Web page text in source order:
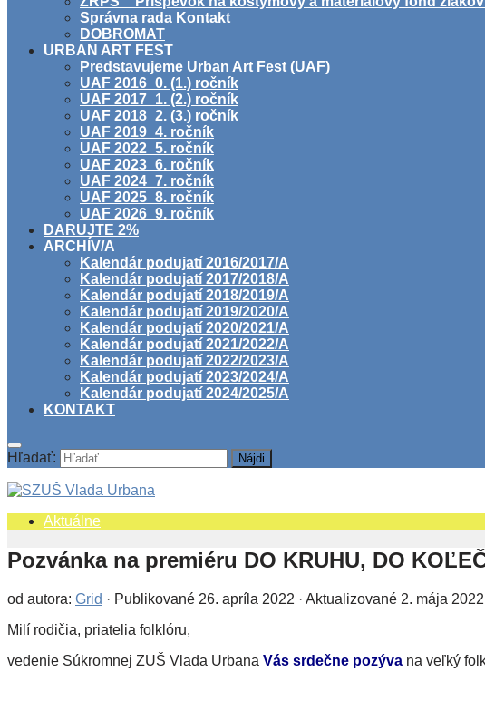
Správna rada Kontakt
DOBROMAT
URBAN ART FEST
Predstavujeme Urban Art Fest (UAF)
UAF 2016_0. (1.) ročník
UAF 2017_1. (2.) ročník
UAF 2018_2. (3.) ročník
UAF 2019_4. ročník
UAF 2022_5. ročník
UAF 2023_6. ročník
UAF 2024_7. ročník
UAF 2025_8. ročník
UAF 2026_9. ročník
DARUJTE 2%
ARCHÍV/A
Kalendár podujatí 2016/2017/A
Kalendár podujatí 2017/2018/A
Kalendár podujatí 2018/2019/A
Kalendár podujatí 2019/2020/A
Kalendár podujatí 2020/2021/A
Kalendár podujatí 2021/2022/A
Kalendár podujatí 2022/2023/A
Kalendár podujatí 2023/2024/A
Kalendár podujatí 2024/2025/A
KONTAKT
Hľadať:
Aktuálne
Pozvánka na premiéru DO KRUHU, DO
od autora: Grid · Publikované 26. apríla 2022 · Aktualizované 2. mája 2022
Milí rodičia, priatelia folklóru,
vedenie Súkromnej ZUŠ Vlada Urbana Vás srdečne pozýva na veľký